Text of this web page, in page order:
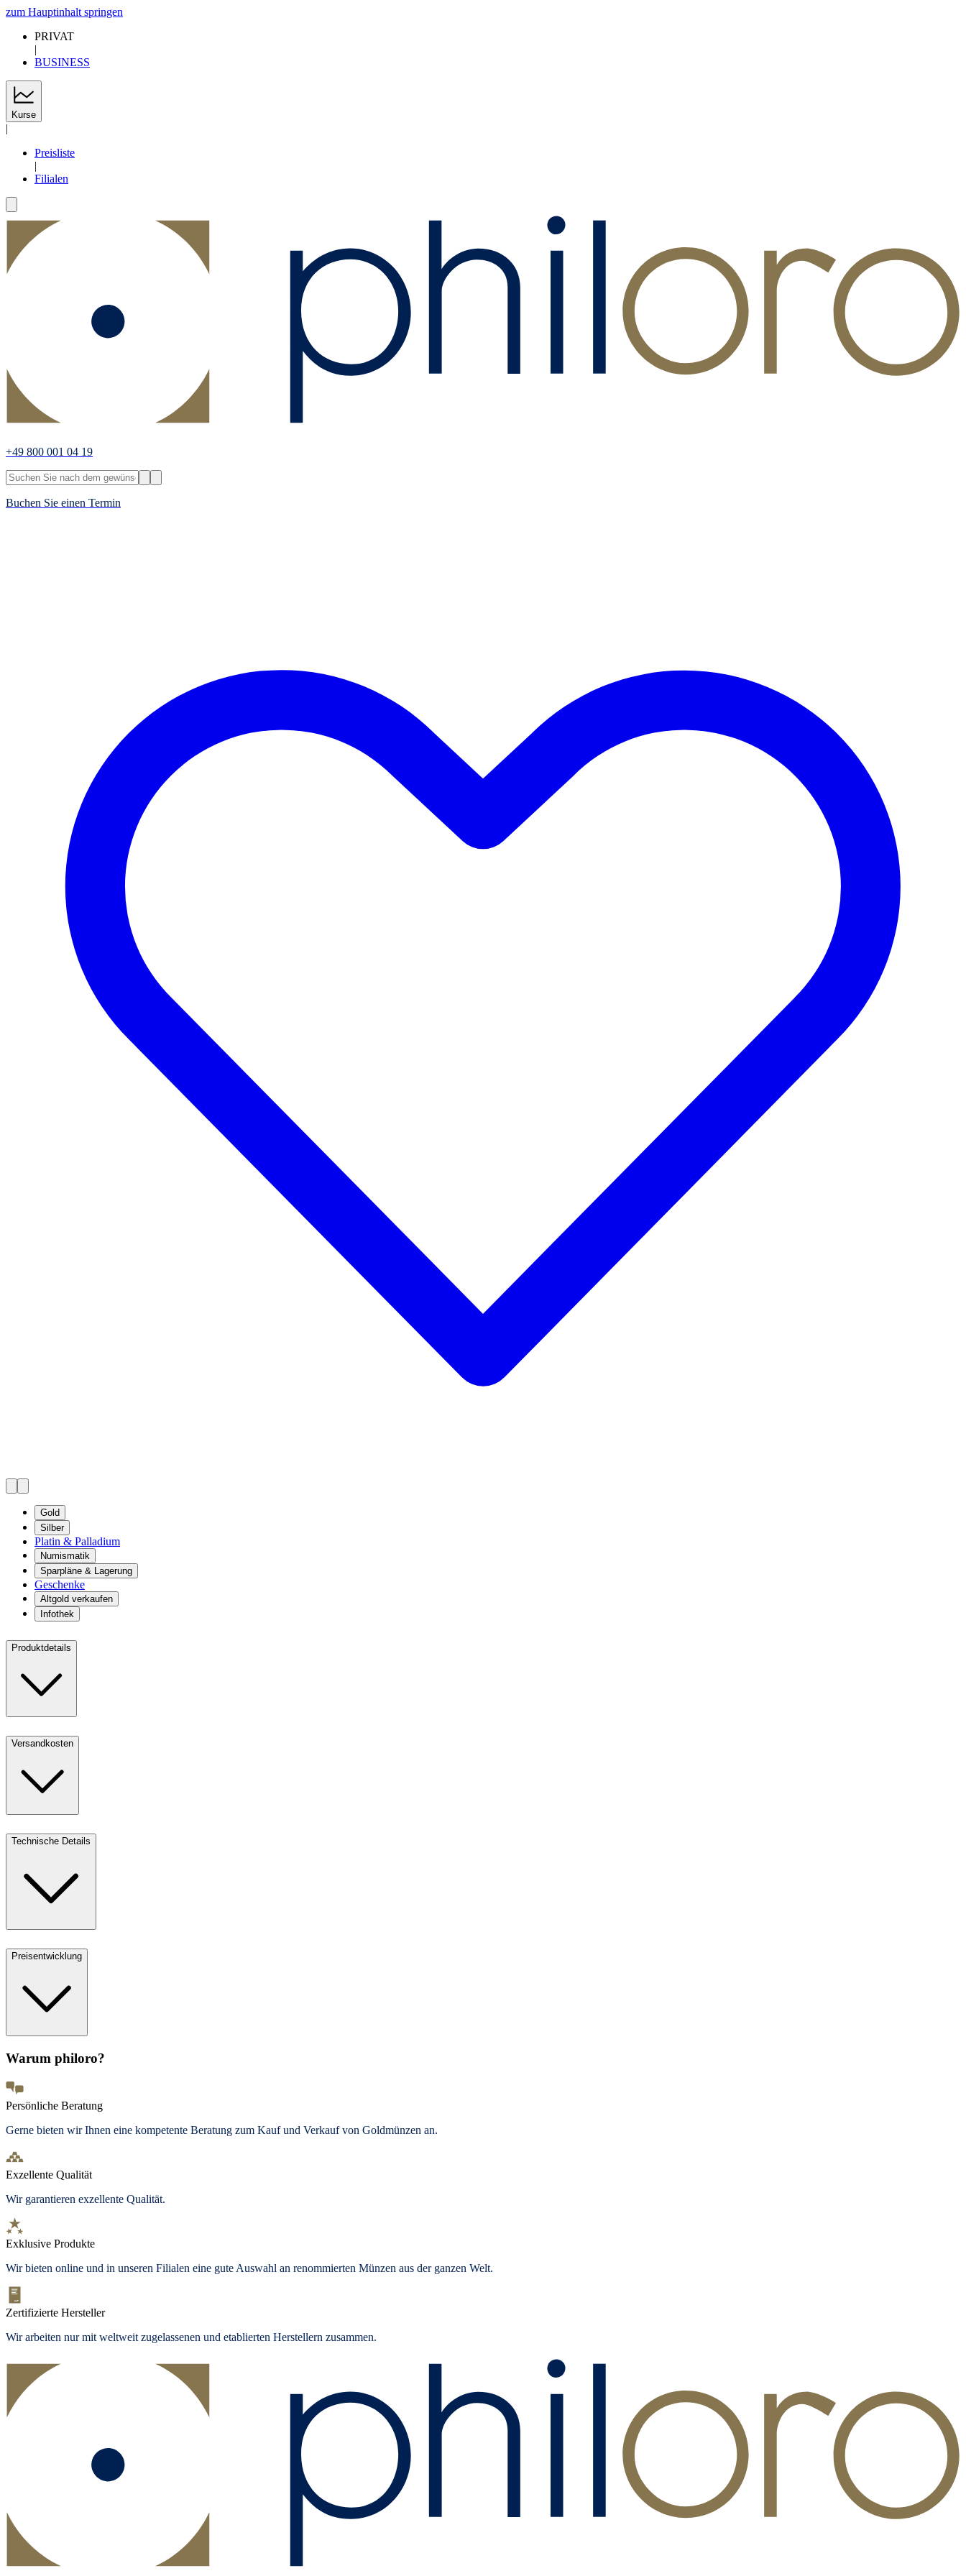
zum Hauptinhalt springen
PRIVAT
|
BUSINESS
Kurse
|
Preisliste
|
Filialen
+49 800 001 04 19
Buchen Sie einen Termin
Gold
Silber
Platin & Palladium
Numismatik
Sparpläne & Lagerung
Geschenke
Altgold verkaufen
Infothek
Produktdetails
Versandkosten
Technische Details
Preisentwicklung
Warum philoro?
Persönliche Beratung
Gerne bieten wir Ihnen eine kompetente Beratung zum Kauf und Verkauf von Goldmünzen an.
Exzellente Qualität
Wir garantieren exzellente Qualität.
Exklusive Produkte
Wir bieten online und in unseren Filialen eine gute Auswahl an renommierten Münzen aus der ganzen Welt.
Zertifizierte Hersteller
Wir arbeiten nur mit weltweit zugelassenen und etablierten Herstellern zusammen.